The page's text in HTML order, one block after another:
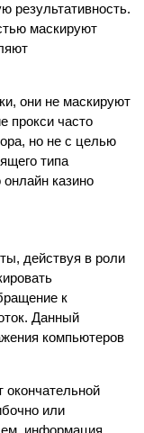
результативность.
маскируют
они не маскируют
прокси часто
но не с целью
типа
казино
действуя в роли
к
Данный
компьютеров
окончательной
или